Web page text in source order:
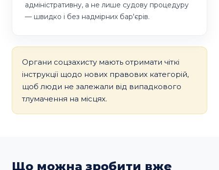
адміністративну, а не лише судову процедуру
— швидко і без надмірних бар'єрів.
Органи соцзахисту мають отримати чіткі
інструкції щодо нових правових категорій,
щоб люди не залежали від випадкового
тлумачення на місцях.
Що можна зробити вже